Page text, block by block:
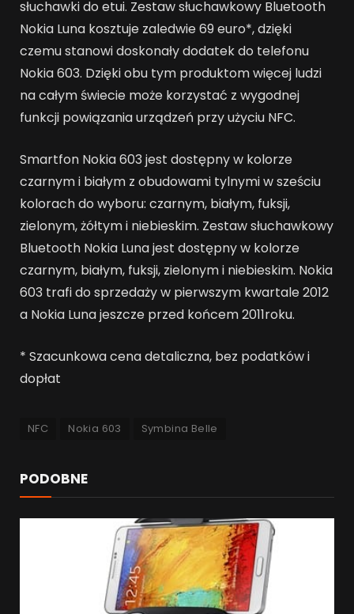
słuchawki do etui. Zestaw słuchawkowy Bluetooth
Nokia Luna kosztuje zaledwie 69 euro*, dzięki
czemu stanowi doskonały dodatek do telefonu
Nokia 603. Dzięki obu tym produktom więcej ludzi
na całym świecie może korzystać z wygodnej
funkcji powiązania urządzeń przy użyciu NFC.
Smartfon Nokia 603 jest dostępny w kolorze
czarnym i białym z obudowami tylnymi w sześciu
kolorach do wyboru: czarnym, białym, fuksji,
zielonym, żółtym i niebieskim. Zestaw słuchawkowy
Bluetooth Nokia Luna jest dostępny w kolorze
czarnym, białym, fuksji, zielonym i niebieskim. Nokia
603 trafi do sprzedaży w pierwszym kwartale 2012
a Nokia Luna jeszcze przed końcem 2011roku.
* Szacunkowa cena detaliczna, bez podatków i
dopłat
NFC Nokia 603 Symbina Belle
PODOBNE